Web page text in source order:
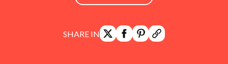
SHARE IN